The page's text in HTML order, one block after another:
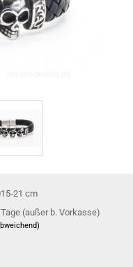
21 cm
(außer b. Vorkasse)